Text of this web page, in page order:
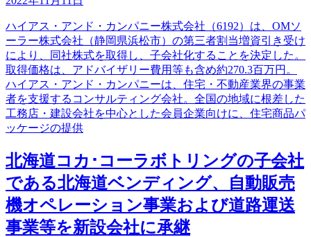
ハイアス・アンド・カンパニー株式会社（6192）は、OMソ
ーラー株式会社（静岡県浜松市）の第三者割当増資引き受け
により、同社株式を取得し、子会社化することを決定した。
取得価格は、アドバイザリー費用等も含め約270.3百万円。
ハイアス・アンド・カンパニーは、住宅・不動産業界の事業
者を支援するコンサルティング会社。全国の地域に根差した
工務店・建設会社を中心とした会員企業向けに、住宅商品パ
ッケージの提供
北海道コカ･コーラボトリングの子会社
である北海道ベンディング、自動販売
機オペレーション事業および道路運送
事業等を新設会社に承継